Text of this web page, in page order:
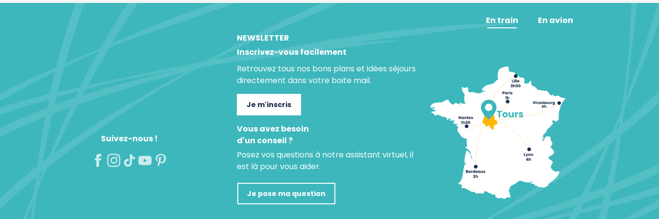
Suivez-nous !
NEWSLETTER
Inscrivez-vous facilement
Retrouvez tous nos bons plans et idées séjours
directement dans votre boite mail.
Je m'inscris
Vous avez besoin
d'un conseil ?
Posez vos questions à notre assistant virtuel, il
est là pour vous aider.
Je pose ma question
En train En avion